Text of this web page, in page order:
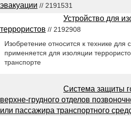
эвакуации // 2191531
Устройство для
террористов // 2192908
Изобретение относится к технике
применяется для изоляции
транспорте
Система защиты
верхне-грудного отделов
или пассажира транспортного